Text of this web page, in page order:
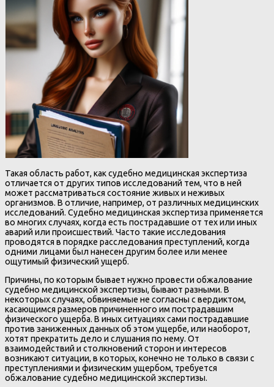
Такая область работ, как судебно медицинская экспертиза
отличается от других типов исследований тем, что в ней
может рассматриваться состояние живых и неживых
организмов. В отличие, например, от различных медицинских
исследований. Судебно медицинская экспертиза применяется
во многих случаях, когда есть пострадавшие от тех или иных
аварий или происшествий. Часто такие исследования
проводятся в порядке расследования преступлений, когда
одними лицами был нанесен другим более или менее
ощутимый физический ущерб.
Причины, по которым бывает нужно провести обжалование
судебно медицинской экспертизы, бывают разными. В
некоторых случаях, обвиняемые не согласны с вердиктом,
касающимся размеров причиненного им пострадавшим
физического ущерба. В иных ситуациях сами пострадавшие
против заниженных данных об этом ущербе, или наоборот,
хотят прекратить дело и слушания по нему. От
взаимодействий и столкновений сторон и интересов
возникают ситуации, в которых, конечно не только в связи с
преступлениями и физическим ущербом, требуется
обжалование судебно медицинской экспертизы.